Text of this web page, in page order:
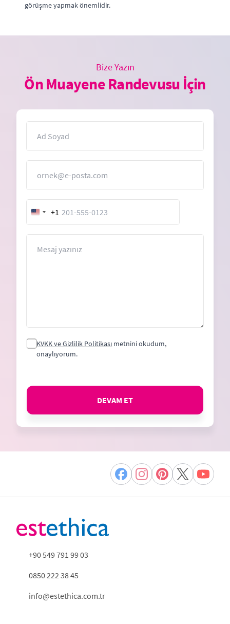
görüşme yapmak önemlidir.
Bize Yazın
Ön Muayene Randevusu İçin
United
States
+1
KVKK ve Gizlilik Politikası metnini okudum,
onaylıyorum.
DEVAM ET
+90 549 791 99 03
0850 222 38 45
info@estethica.com.tr